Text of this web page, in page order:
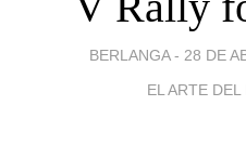
BERLANGA - 28 DE
EL ARTE